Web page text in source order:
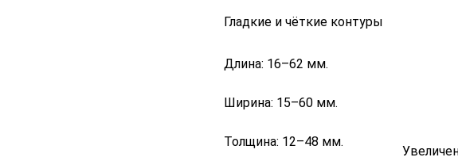
Гладкие и чёткие контуры
Длина: 16–62 мм.
Ширина: 15–60 мм.
Толщина: 12–48 мм.